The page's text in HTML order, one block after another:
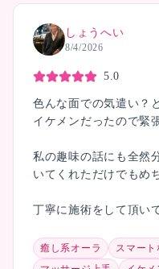
しょうへい
8/4/2026
5.0
色んな面での気遣い？
イケメンだったので緊
私の趣味の話にも全然
いてくれただけでもめ
丁寧に施術をして頂い
癒し系オーラ スマート